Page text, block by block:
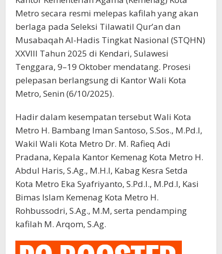
Metro secara resmi melepas kafilah yang akan
berlaga pada Seleksi Tilawatil Qur’an dan
Musabaqah Al-Hadis Tingkat Nasional (STQHN)
XXVIII Tahun 2025 di Kendari, Sulawesi
Tenggara, 9–19 Oktober mendatang. Prosesi
pelepasan berlangsung di Kantor Wali Kota
Metro, Senin (6/10/2025).
Hadir dalam kesempatan tersebut Wali Kota
Metro H. Bambang Iman Santoso, S.Sos., M.Pd.I,
Wakil Wali Kota Metro Dr. M. Rafieq Adi
Pradana, Kepala Kantor Kemenag Kota Metro H.
Abdul Haris, S.Ag., M.H.I, Kabag Kesra Setda
Kota Metro Eka Syafriyanto, S.Pd.I., M.Pd.I, Kasi
Bimas Islam Kemenag Kota Metro H.
Rohbussodri, S.Ag., M.M, serta pendamping
kafilah M. Arqom, S.Ag.